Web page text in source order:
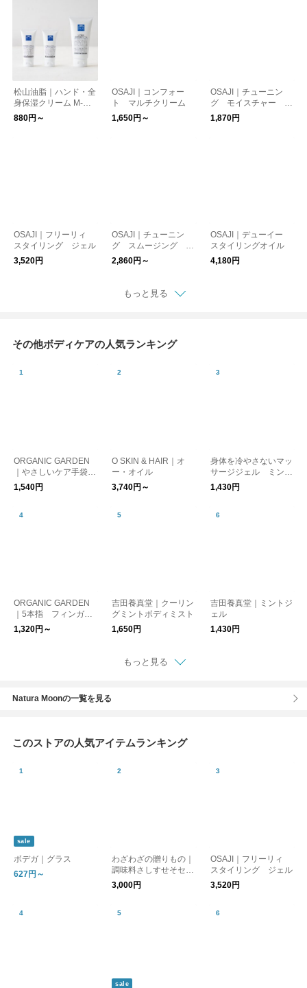
松山油脂｜ハンド・全
身保湿クリーム M-ma
rk series
880円～
OSAJI｜コンフォー
ト マルチクリーム
1,650円～
OSAJI｜チューニン
グ モイスチャー ベ
ール ハンドクリーム
1,870円
OSAJI｜フリーリィ
スタイリング ジェル
3,520円
OSAJI｜チューニン
グ スムージング シ
ャンプー コンディシ
ョナー
2,860円～
OSAJI｜デューイー
スタイリングオイル
4,180円
もっと見る
その他ボディケアの人気ランキング
ORGANIC GARDEN
｜やさしいケア手袋
【母の日】【オーガニ
ックコットン】
1,540円
O SKIN & HAIR｜オ
ー・オイル
3,740円～
身体を冷やさないマッ
サージジェル ミント
ジェル
1,430円
ORGANIC GARDEN
｜5本指 フィンガー
レスパーツソックス
1,320円～
吉田養真堂｜クーリン
グミントボディミスト
1,650円
吉田養真堂｜ミントジ
ェル
1,430円
もっと見る
Natura Moonの一覧を見る
このストアの人気アイテムランキング
sale
ボデガ｜グラス
627円～
わざわざの贈りもの｜
調味料さしすせそセッ
ト【ギフト】
3,000円
OSAJI｜フリーリィ
スタイリング ジェル
3,520円
sale